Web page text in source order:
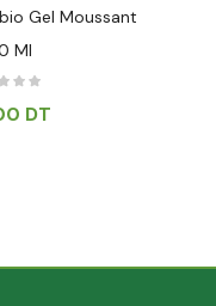
Gel Moussant
Ml
DT